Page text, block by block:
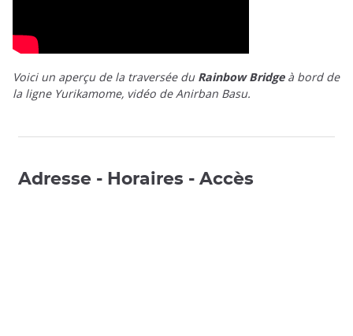
Voici un aperçu de la traversée du Rainbow Bridgeà bord de
la ligne Yurikamome, vidéo de Anirban Basu.
Adresse - Horaires - Accès